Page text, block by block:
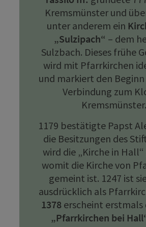
Kremsmünster und
unter anderem ein
„Sulzipach“ – dem
Sulzbach. Dieses frühe
wird mit Pfarrkirchen
und markiert den
Verbindung zum
Kremsmünster.
1179 bestätigte Papst
die Besitzungen des
wird die „Kirche in
womit die Kirche von
gemeint ist. 1247 ist
ausdrücklich als
1378 erscheint erstmals
„Pfarrkirchen bei